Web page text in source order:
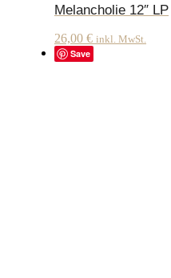
Melancholie 12″ LP
26,00 € inkl. MwSt.
Save